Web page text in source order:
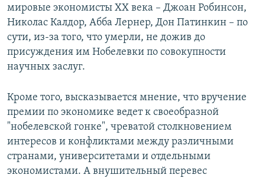
мировые экономисты XX века – Джоан Робинсон,
Николас Калдор, Абба Лернер, Дон Патинкин – по
сути, из-за того, что умерли, не дожив до
присуждения им Нобелевки по совокупности
научных заслуг.
Кроме того, высказывается мнение, что вручение
премии по экономике ведет к своеобразной
"нобелевской гонке", чреватой столкновением
интересов и конфликтами между различными
странами, университетами и отдельными
экономистами. А внушительный перевес